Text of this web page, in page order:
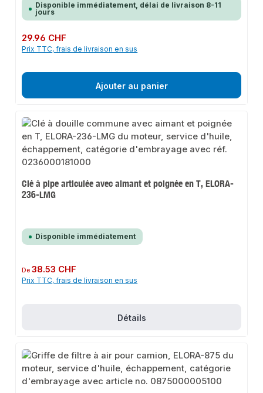
Disponible immédiatement, délai de livraison 8-11
jours
Prix régulier :
29.96 CHF
Prix TTC, frais de livraison en sus
Ajouter au panier
Clé à pipe articulée avec aimant et poignée en T, ELORA-
236-LMG
Disponible immédiatement
Prix régulier :
De38.53 CHF
Prix TTC, frais de livraison en sus
Détails